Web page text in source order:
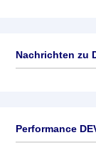
Nachrichten zu
Performance